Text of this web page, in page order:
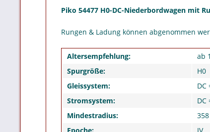
Piko 54477 H0-DC-Niederbordwagen mit
Rungen & Ladung können abgenommen
Altersempfehlung:
ab
Spurgröße:
H0
Gleissystem:
DC
Stromsystem:
DC
Mindestradius: